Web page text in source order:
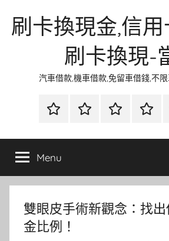
刷卡換現金,信
刷卡換現-
汽車借款,機車借款,免留車借錢,不
首
當
金
網
資
流
時
Menu
雙眼皮手術新觀念：找
金比例！